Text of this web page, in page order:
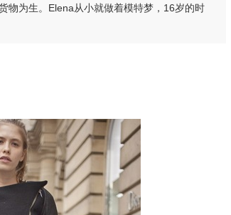
物为生。Elena从小就做着模特梦，16岁的时